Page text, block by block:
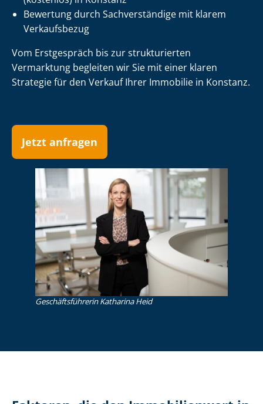
Bewertung durch Sachverständige mit klarem
Verkaufsbezug
Vom Erstgespräch bis zur strukturierten
Vermarktung begleiten wir Sie mit einer klaren
Strategie für den Verkauf Ihrer Immobilie in Konstanz.
Jetzt anfragen
Ge­schäfts­füh­re­rin Katharina Heid